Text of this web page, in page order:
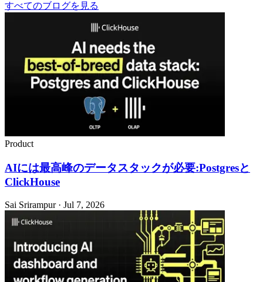
すべてのブログを見る
Product
AIには最高峰のデータスタックが必要:Postgresと
ClickHouse
Sai Srirampur · Jul 7, 2026